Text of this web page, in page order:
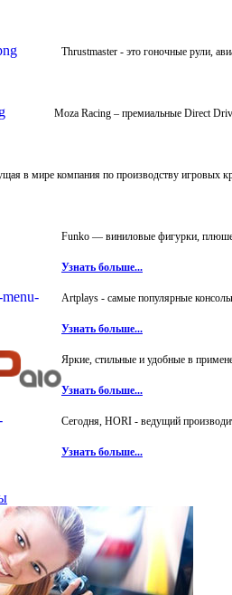
Thrustmaster - это гоночные рули,
Moza Racing – премиальные Direct
в мире компания по производству игровых
Funko — виниловые фигурки,
Узнать больше...
Artplays - самые популярные
Узнать больше...
Яркие, стильные и удобные в
Узнать больше...
Сегодня, HORI - ведущий
Узнать больше...